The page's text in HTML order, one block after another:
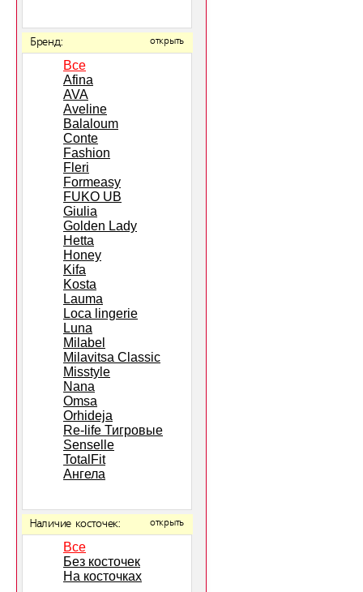
Бренд: открыть
Все
Afina
AVA
Aveline
Balaloum
Conte
Fashion
Fleri
Formeasy
FUKO UB
Giulia
Golden Lady
Hetta
Honey
Kifa
Kosta
Lauma
Loca lingerie
Luna
Milabel
Milavitsa Classic
Misstyle
Nana
Omsa
Orhideja
Re-life Тигровые
Senselle
TotalFit
Ангела
Наличие косточек: открыть
Все
Без косточек
На косточках